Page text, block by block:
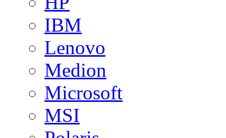
IBM
Lenovo
Medion
Microsoft
MSI